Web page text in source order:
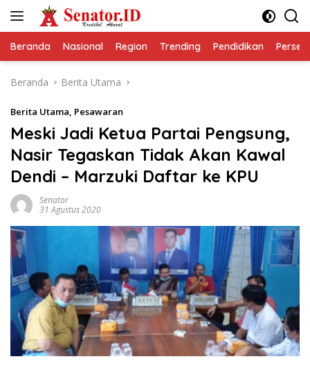
Beranda Nasional Region Trending Pendidikan
Beranda Berita Utama
Berita Utama, Pesawaran
Meski Jadi Ketua Partai Pengsung,
Nasir Tegaskan Tidak Akan Kawal
Dendi – Marzuki Daftar ke KPU
Senator
31 Agustus 2020